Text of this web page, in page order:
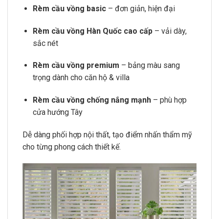
Rèm cầu vồng basic– đơn giản, hiện đại
Rèm cầu vồng Hàn Quốc cao cấp– vải dày,
sắc nét
Rèm cầu vồng premium – bảng màu sang
trọng dành cho căn hộ & villa
Rèm cầu vồng chống nắng mạnh– phù hợp
cửa hướng Tây
Dễ dàng phối hợp nội thất, tạo điểm nhấn thẩm mỹ
cho từng phong cách thiết kế.